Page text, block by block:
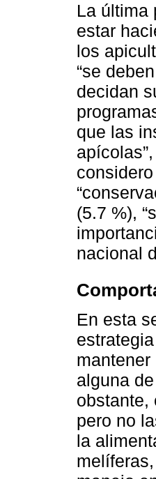
La última
estar
los
“se
decidan
que las
(5.7 %),
nacional
En esta
alguna
obstante,
pero no
la